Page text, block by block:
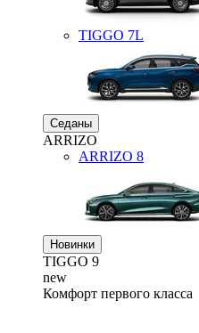
TIGGO 7L
Седаны
ARRIZO
ARRIZO 8
Новинки
TIGGO 9
new
Комфорт первого класса